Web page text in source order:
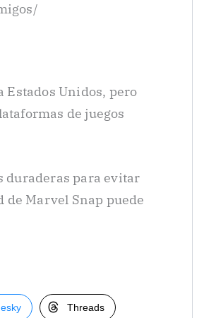
Estados Unidos, pero
de juegos
duraderas para evitar
Marvel Snap puede
Threads